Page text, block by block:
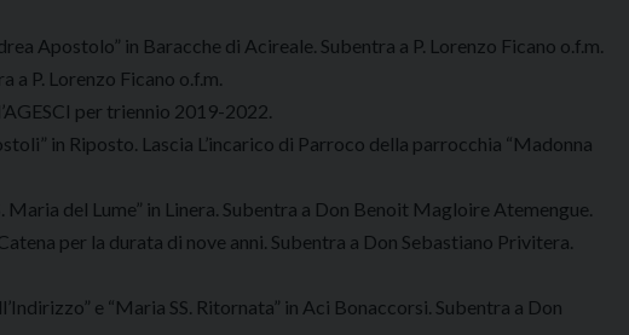
Apostolo” in Baracche di Acireale. Subentra a P. Lorenzo Ficano o.f.m.
a P. Lorenzo Ficano o.f.m.
per triennio 2019-2022.
in Riposto. Lascia L’incarico di Parroco della parrocchia “Madonna
del Lume” in Linera. Subentra a Don Benoit Magloire Atemengue.
per la durata di nove anni. Subentra a Don Sebastiano Privitera.
e “Maria SS. Ritornata” in Aci Bonaccorsi. Subentra a Don